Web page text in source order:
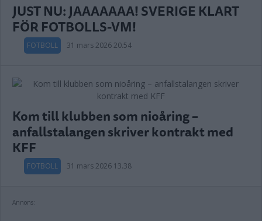
JUST NU: JAAAAAAA! SVERIGE KLART
FÖR FOTBOLLS-VM!
FOTBOLL 31 mars 2026 20.54
Kom till klubben som nioåring –
anfallstalangen skriver kontrakt med
KFF
FOTBOLL 31 mars 2026 13.38
Annons: